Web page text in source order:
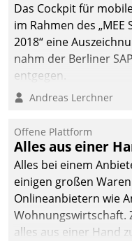
Das Cockpit für
im Rahmen des
2018“ eine
nahm der Berliner
entgegen.
Andreas Lerchner
Offene Plattform
Alles aus einer
Alles bei einem
einigen großen
Onlineanbietern wie
Wohnungswirtschaft.
alles aus einer Hand